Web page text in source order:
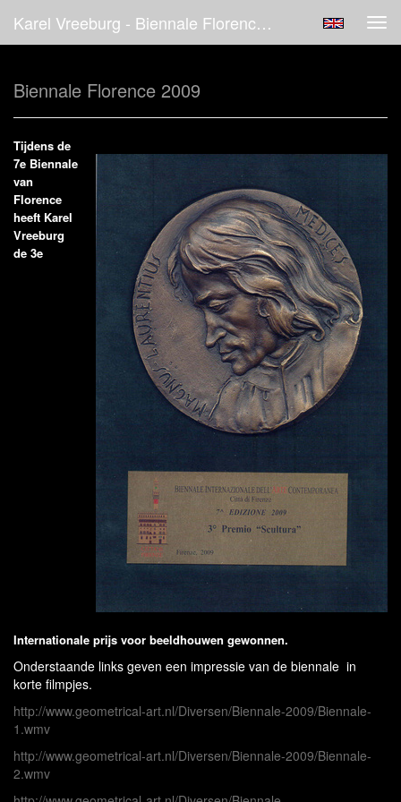
Karel Vreeburg - Biennale Florence 2009
Biennale Florence 2009
Tijdens de
7e Biennale
van
Florence
heeft Karel
Vreeburg
de 3e
Internationale prijs voor beeldhouwen gewonnen.
Onderstaande links geven een impressie van de biennale in
korte filmpjes.
http://www.geometrical-art.nl/Diversen/Biennale-2009/Biennale-
1.wmv
http://www.geometrical-art.nl/Diversen/Biennale-2009/Biennale-
2.wmv